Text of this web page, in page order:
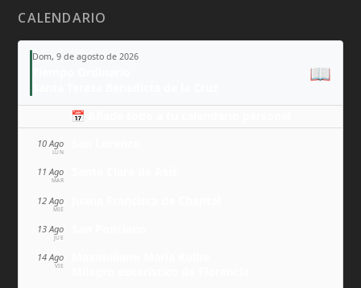
CALENDARIO
Dom, 9 de agosto de 2026
📖
📅 Añade todo a tu calendario personal
10 Ago
LUN
11 Ago
MAR
12 Ago
MIÉ
13 Ago
JUE
14 Ago
VIE